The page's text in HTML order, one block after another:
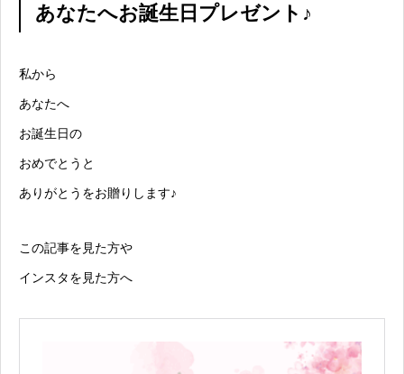
あなたへお誕生日プレゼント♪
私から
あなたへ
お誕生日の
おめでとうと
ありがとうをお贈りします♪
この記事を見た方や
インスタを見た方へ